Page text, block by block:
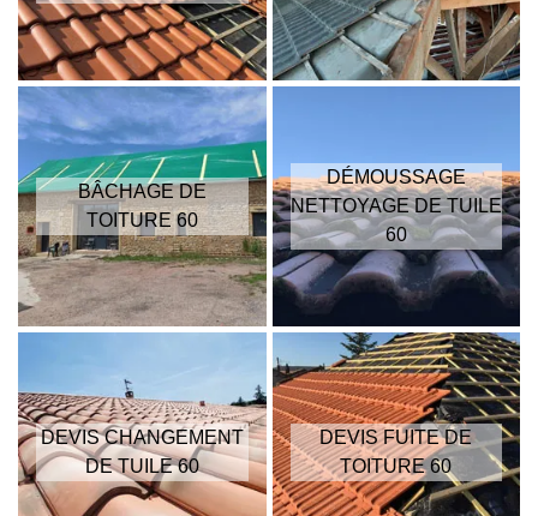
BÂCHAGE DE
TOITURE 60
DÉMOUSSAGE
NETTOYAGE DE TUILE
60
DEVIS CHANGEMENT
DE TUILE 60
DEVIS FUITE DE
TOITURE 60